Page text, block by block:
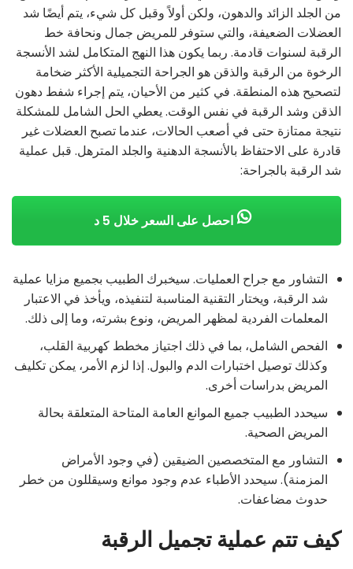
من الجلد الزائد والدهون، ولكن أولاً وقبل كل شيء، يتم أيضًا شد
العضلات الضعيفة، والتي ستوفر للمريض جمال ونحافة خط
الرقبة لسنوات قادمة. ربما يكون هذا النهج المتكامل لشد الأنسجة
الرخوة من الرقبة والذقن هو الجراحة التجميلية الأكثر ضخامة
لتصحيح هذه المنطقة. في كثير من الأحيان، يتم إجراء شفط دهون
الذقن وشد الرقبة في نفس الوقت. يعطي الحل الشامل للمشكلة
نتيجة ممتازة حتى في أصعب الحالات، عندما تصبح العضلات غير
قادرة على الاحتفاظ بالأنسجة الدهنية والجلد المترهل. قبل عملية
شد الرقبة بالجراحة:
احصل على السعر خلال 5 د
التشاور مع جراح العمليات. سيخبرك الطبيب بجميع مزايا عملية
شد الرقبة، ويختار التقنية المناسبة لتنفيذه، ويأخذ في الاعتبار
المعلمات الفردية لمظهر المريض، ونوع بشرته، وما إلى ذلك.
الفحص الشامل، بما في ذلك اجتياز مخطط كهربية القلب،
وكذلك توصيل اختبارات الدم والبول. إذا لزم الأمر، يمكن تكليف
المريض بدراسات أخرى.
سيحدد الطبيب جميع الموانع العامة المتاحة المتعلقة بحالة
المريض الصحية.
التشاور مع المتخصصين الضيقين (في وجود الأمراض
المزمنة). سيحدد الأطباء عدم وجود موانع وسيقللون من خطر
حدوث مضاعفات.
كيف تتم عملية تجميل الرقبة